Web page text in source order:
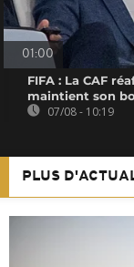
01:00
FIFA : La CAF
maintient son
07/08 - 10:19
PLUS